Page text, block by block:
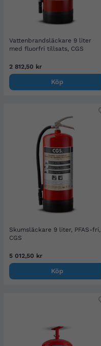
Vattenbrandsläckare 9 liter
med fluorfri tillsats, CGS
2 812,50 kr
Köp
Skumsläckare 9 liter, PFAS-fri,
CGS
5 012,50 kr
Köp